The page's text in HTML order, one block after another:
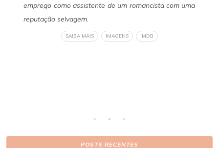
emprego como assistente de um romancista com uma
reputação selvagem.
SAIBA MAIS IMAGENS IMDB
POSTS RECENTES